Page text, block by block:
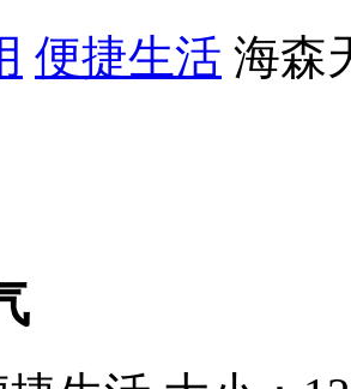
便捷生活 海森